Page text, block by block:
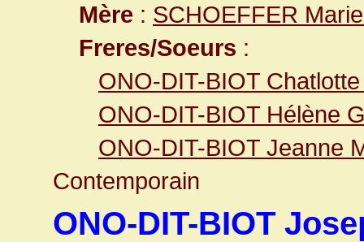
Mère : SCHOEFFER
Freres/Soeurs :
ONO-DIT-BIOT
ONO-DIT-BIOT Hélène
ONO-DIT-BIOT Jeanne
Contemporain
ONO-DIT-BIOT